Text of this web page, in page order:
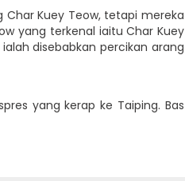
Char Kuey Teow, tetapi mereka
yang terkenal iaitu Char Kuey
disebabkan percikan arang
yang kerap ke Taiping. Bas